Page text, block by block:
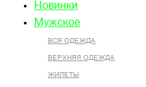
Новинки
Мужское
ВСЯ ОДЕЖДА
ВЕРХНЯЯ ОДЕЖДА
ЖИЛЕТЫ